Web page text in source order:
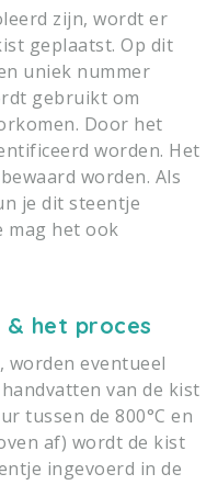
zijn, wordt er
geplaatst. Op dit
uniek nummer
gebruikt om
Door het
worden. Het
worden. Als
je dit steentje
mag het ook
het proces
worden eventueel
van de kist
tussen de 800°C en
af) wordt de kist
ingevoerd in de